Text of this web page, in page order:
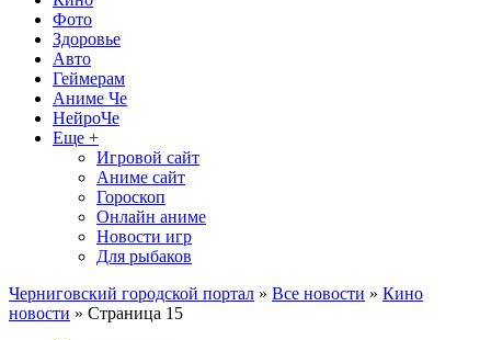
Фото
Здоровье
Авто
Геймерам
Аниме Че
НейроЧе
Еще +
Игровой сайт
Аниме сайт
Гороскоп
Онлайн аниме
Новости игр
Для рыбаков
Черниговский городской портал » Все новости » Кино
новости » Страница 15